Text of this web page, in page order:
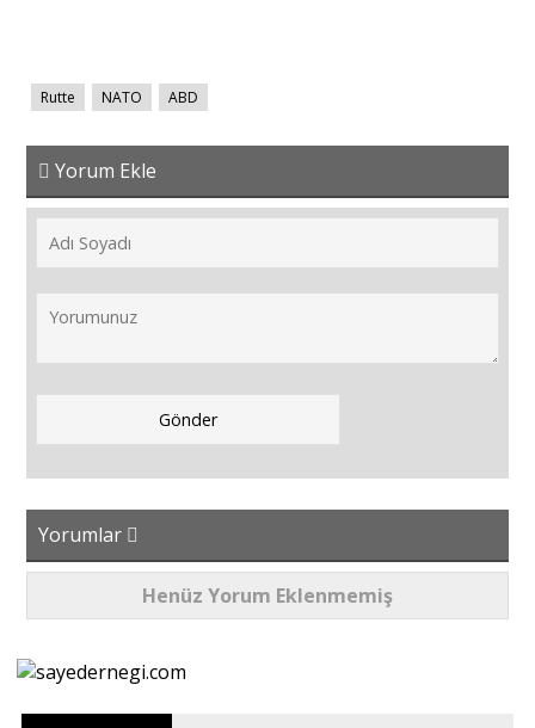
Rutte NATO ABD
Yorum Ekle
Yorumlar
Henüz Yorum Eklenmemiş